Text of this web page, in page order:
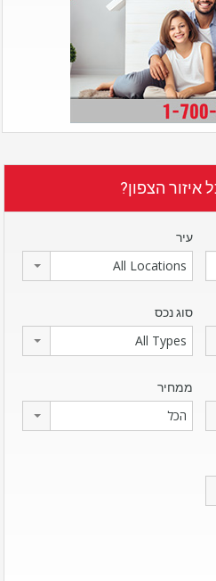
הצפון?
עיר
All Locations
סוג נכס
All Types
ממחיר
הכל